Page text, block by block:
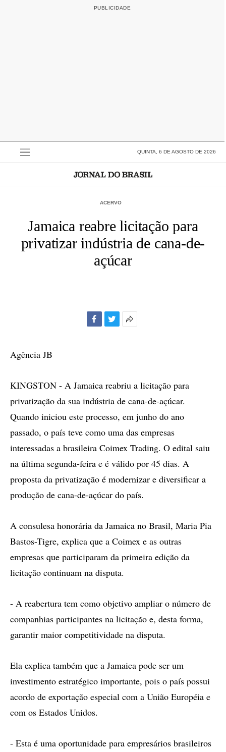
QUINTA, 6 DE AGOSTO DE 2026
ACERVO
Jamaica reabre licitação para
privatizar indústria de cana-de-
açúcar
Agência JB
KINGSTON - A Jamaica reabriu a licitação para
privatização da sua indústria de cana-de-açúcar.
Quando iniciou este processo, em junho do ano
passado, o país teve como uma das empresas
interessadas a brasileira Coimex Trading. O edital saiu
na última segunda-feira e é válido por 45 dias. A
proposta da privatização é modernizar e diversificar a
produção de cana-de-açúcar do país.
A consulesa honorária da Jamaica no Brasil, Maria Pia
Bastos-Tigre, explica que a Coimex e as outras
empresas que participaram da primeira edição da
licitação continuam na disputa.
- A reabertura tem como objetivo ampliar o número de
companhias participantes na licitação e, desta forma,
garantir maior competitividade na disputa.
Ela explica também que a Jamaica pode ser um
investimento estratégico importante, pois o país possui
acordo de exportação especial com a União Européia e
com os Estados Unidos.
- Esta é uma oportunidade para empresários brasileiros